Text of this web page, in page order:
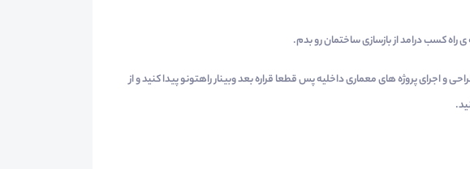
ی من در زمینه طراحی و اجرای پروژه های معماری داخلیه پس قطعا قراره بعد وبینار راهتونو پیدا کنید و از